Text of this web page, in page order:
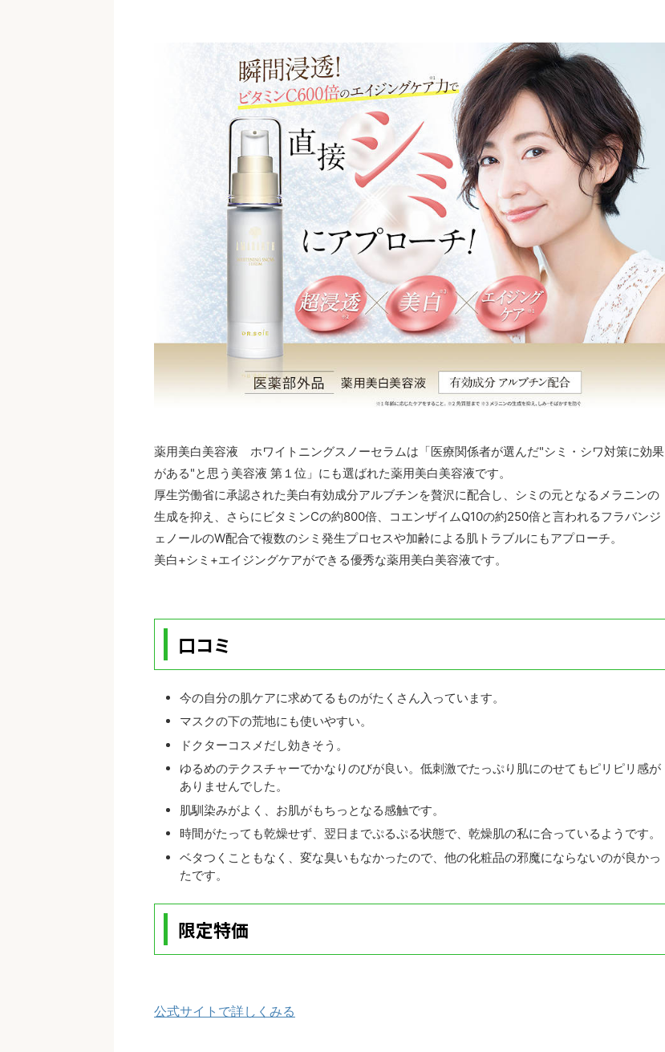
薬用美白美容液 ホワイトニングスノーセラムは「医療関係者が選んだ"シミ・シワ対策に効果
がある"と思う美容液 第１位」にも選ばれた薬用美白美容液です。
厚生労働省に承認された美白有効成分アルブチンを贅沢に配合し、シミの元となるメラニンの
生成を抑え、さらにビタミンCの約800倍、コエンザイムQ10の約250倍と言われるフラバンジ
ェノールのW配合で複数のシミ発生プロセスや加齢による肌トラブルにもアプローチ。
美白+シミ+エイジングケアができる優秀な薬用美白美容液です。
口コミ
今の自分の肌ケアに求めてるものがたくさん入っています。
マスクの下の荒地にも使いやすい。
ドクターコスメだし効きそう。
ゆるめのテクスチャーでかなりのびが良い。低刺激でたっぷり肌にのせてもピリピリ感が
ありませんでした。
肌馴染みがよく、お肌がもちっとなる感触です。
時間がたっても乾燥せず、翌日までぷるぷる状態で、乾燥肌の私に合っているようです。
ベタつくこともなく、変な臭いもなかったので、他の化粧品の邪魔にならないのが良かっ
たです。
限定特価
公式サイトで詳しくみる